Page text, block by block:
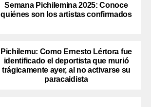
Semana Pichilemina 2025: Conoce
quiénes son los artistas confirmados
Pichilemu: Como Ernesto Lértora fue
identificado el deportista que murió
trágicamente ayer, al no activarse su
paracaidista